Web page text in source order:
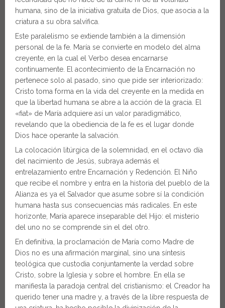
humana, sino de la iniciativa gratuita de Dios, que asocia a la
criatura a su obra salvífica.
Este paralelismo se extiende también a la dimensión
personal de la fe. María se convierte en modelo del alma
creyente, en la cual el Verbo desea encarnarse
continuamente. El acontecimiento de la Encarnación no
pertenece solo al pasado, sino que pide ser interiorizado:
Cristo toma forma en la vida del creyente en la medida en
que la libertad humana se abre a la acción de la gracia. El
«fiat» de María adquiere así un valor paradigmático,
revelando que la obediencia de la fe es el lugar donde
Dios hace operante la salvación.
La colocación litúrgica de la solemnidad, en el octavo día
del nacimiento de Jesús, subraya además el
entrelazamiento entre Encarnación y Redención. El Niño
que recibe el nombre y entra en la historia del pueblo de la
Alianza es ya el Salvador que asume sobre sí la condición
humana hasta sus consecuencias más radicales. En este
horizonte, María aparece inseparable del Hijo: el misterio
del uno no se comprende sin el del otro.
En definitiva, la proclamación de María como Madre de
Dios no es una afirmación marginal, sino una síntesis
teológica que custodia conjuntamente la verdad sobre
Cristo, sobre la Iglesia y sobre el hombre. En ella se
manifiesta la paradoja central del cristianismo: el Creador ha
querido tener una madre y, a través de la libre respuesta de